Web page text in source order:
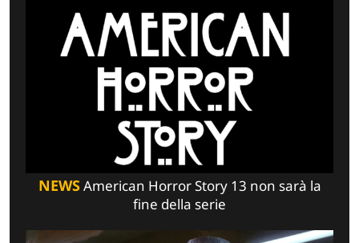
NEWSAmerican Horror Story 13 non sarà la
fine della serie